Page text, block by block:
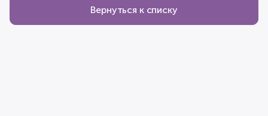
Вернуться к списку